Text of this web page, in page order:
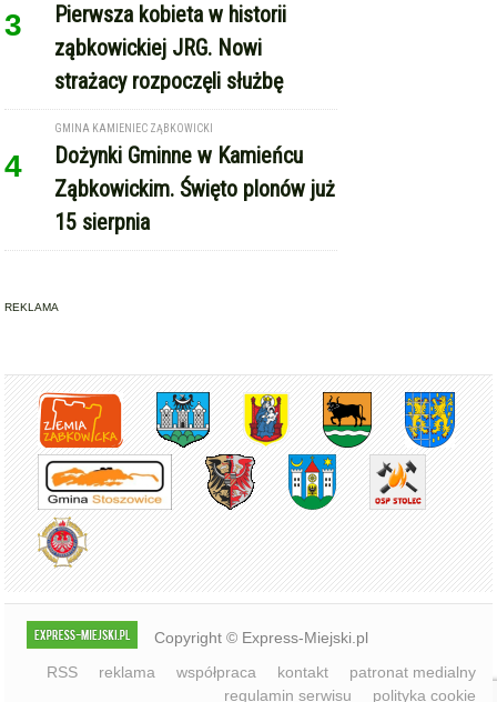
3
Pierwsza kobieta w historii
ząbkowickiej JRG. Nowi
strażacy rozpoczęli służbę
4
GMINA KAMIENIEC ZĄBKOWICKI
Dożynki Gminne w Kamieńcu
Ząbkowickim. Święto plonów już
15 sierpnia
REKLAMA
Copyright © Express-Miejski.pl
RSS
reklama współpraca kontakt
patronat medialny
regulamin serwisu
polityka cookie